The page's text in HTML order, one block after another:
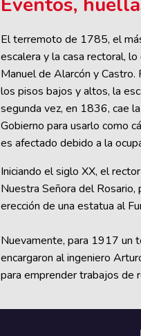
El terremoto de 1785, el
escalera y la casa rectoral,
Manuel de Alarcón y
los pisos bajos y altos, la
segunda vez, en 1836, cae
Gobierno para usarlo como
es afectado debido a la
Iniciando el siglo XX, el
Nuestra Señora del
erección de una estatua al
Nuevamente, para 1917 un
encargaron al ingeniero
para emprender trabajos de